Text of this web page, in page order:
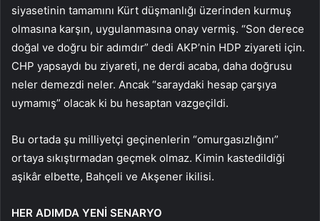
siyasetinin tamamını Kürt düşmanlığı üzerinden kurmuş
olmasına karşın, uygulanmasına onay vermiş. “Son derece
doğal ve doğru bir adımdır” dedi AKP’nin HDP ziyareti için.
CHP yapsaydı bu ziyareti, ne derdi acaba, daha doğrusu
neler demezdi neler. Ancak “saraydaki hesap çarşıya
uymamış” olacak ki bu hesaptan vazgeçildi.
Bu ortada şu milliyetçi geçinenlerin “omurgasızlığını”
ortaya sıkıştırmadan geçmek olmaz. Kimin kastedildiği
aşikâr elbette, Bahçeli ve Akşener ikilisi.
HER ADIMDA YENİ SENARYO